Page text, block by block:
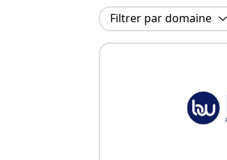
Filtrer par domaine